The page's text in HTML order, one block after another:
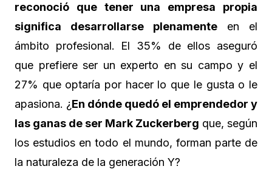
reconoció que tener una empresa propia
significa desarrollarse plenamente en el
ámbito profesional. El 35% de ellos aseguró
que prefiere ser un experto en su campo y el
27% que optaría por hacer lo que le gusta o le
apasiona. ¿En dónde quedó el emprendedor y
las ganas de ser Mark Zuckerberg que, según
los estudios en todo el mundo, forman parte de
la naturaleza de la generación Y?